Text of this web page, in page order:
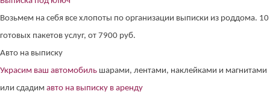
Возьмем на себя все хлопоты по организации выписки из роддома. 10
готовых пакетов услуг, от 7900 руб.
Авто на выписку
Украсим ваш автомобиль шарами, лентами, наклейками и магнитами
или сдадим авто на выписку в аренду